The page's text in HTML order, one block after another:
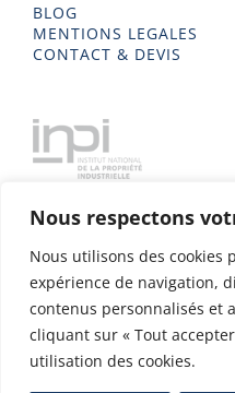
Nous respectons
Nous utilisons des cookies
expérience de navigation,
contenus personnalisés et
cliquant sur « Tout
utilisation des cookies.
BLOG
MENTIONS LEGALES
CONTACT & DEVIS
Delta Metal 2023 - Tous